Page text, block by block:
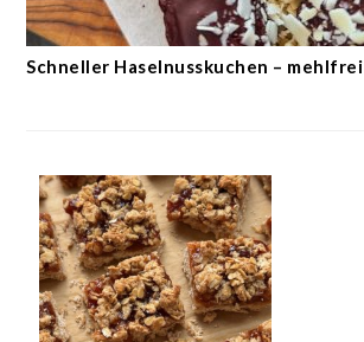
Schneller Haselnusskuchen – mehlfrei